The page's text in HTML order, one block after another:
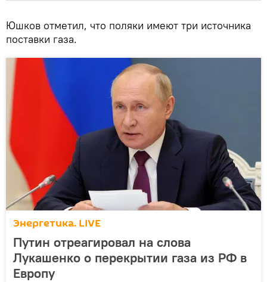
Юшков отметил, что поляки имеют три источника
поставки газа.
Энергетика. LIVE
Путин отреагировал на слова
Лукашенко о перекрытии газа из РФ в
Европу